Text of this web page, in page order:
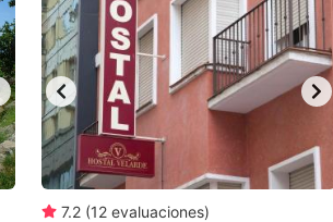
7.2 (12 evaluaciones)